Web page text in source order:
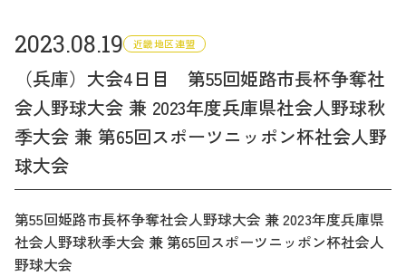
2023.08.19 近畿地区連盟
（兵庫）大会4日目 第55回姫路市長杯争奪社
会人野球大会 兼 2023年度兵庫県社会人野球秋
季大会 兼 第65回スポーツニッポン杯社会人野
球大会
第55回姫路市長杯争奪社会人野球大会 兼 2023年度兵庫県
社会人野球秋季大会 兼 第65回スポーツニッポン杯社会人
野球大会